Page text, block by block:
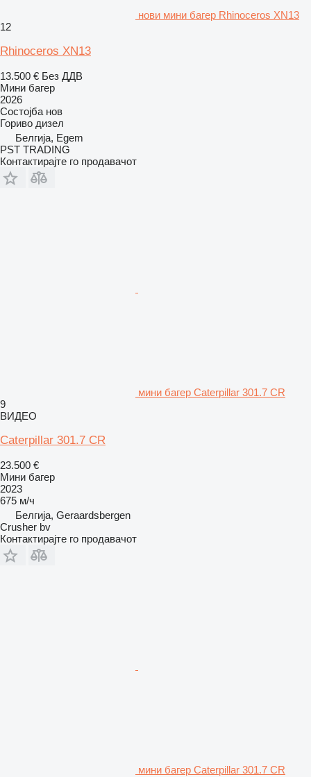
нови мини багер Rhinoceros XN13
12
Rhinoceros XN13
13.500 € Без ДДВ
Мини багер
2026
Состојба нов
Гориво дизел
Белгија, Egem
PST TRADING
Контактирајте го продавачот
мини багер Caterpillar 301.7 CR
9
ВИДЕО
Caterpillar 301.7 CR
23.500 €
Мини багер
2023
675 м/ч
Белгија, Geraardsbergen
Crusher bv
Контактирајте го продавачот
мини багер Caterpillar 301.7 CR